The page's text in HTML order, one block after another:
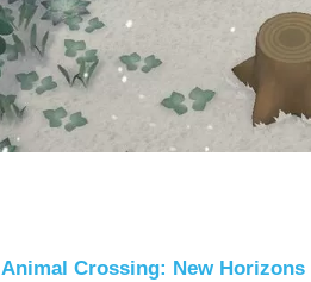
Animal Crossing: New Horizons